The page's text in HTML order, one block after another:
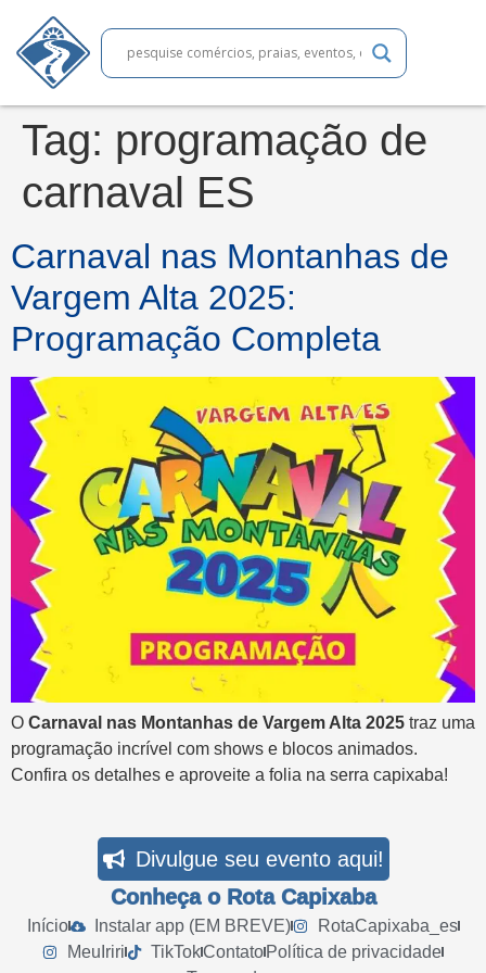
Tag: programação de
carnaval ES
Carnaval nas Montanhas de
Vargem Alta 2025:
Programação Completa
O Carnaval nas Montanhas de Vargem Alta 2025 traz uma
programação incrível com shows e blocos animados.
Confira os detalhes e aproveite a folia na serra capixaba!
Divulgue seu evento aqui!
Conheça o Rota Capixaba
Início Instalar app (EM BREVE)
RotaCapixaba_es
MeuIriri
TikTokContato Política de privacidade